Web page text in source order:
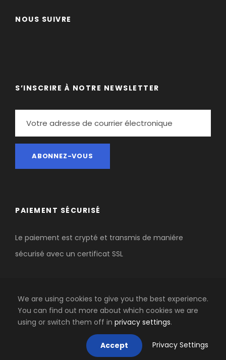
NOUS SUIVRE
S’INSCRIRE À NOTRE NEWSLETTER
PAIEMENT SÉCURISÉ
Le paiement est crypté et transmis de maniére
sécurisé avec un certificat SSL
PYRÉNÉES TREKKING
We are using cookies to give you the best experience.
You can find out more about which cookies we are
using or switch them off in privacy settings.
Accept Privacy Settings